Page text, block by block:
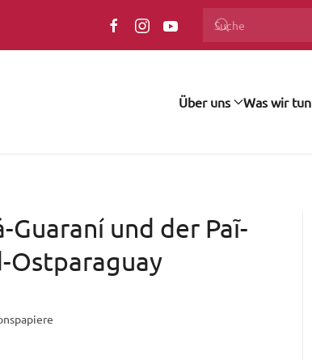
Über uns Was wir tun
Guaraní und der Paĩ-
Ostparaguay